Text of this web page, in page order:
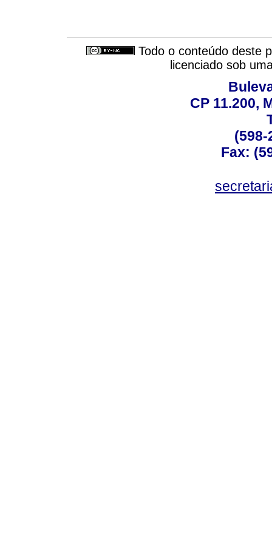
Todo o conteúdo deste
licenciado sob
CP 11.200,
(598-
Fax: